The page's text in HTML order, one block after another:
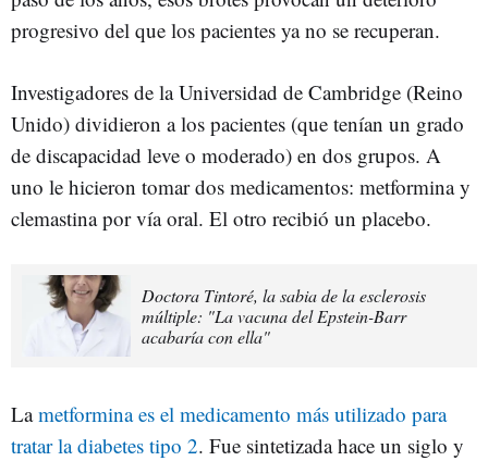
progresivo del que los pacientes ya no se recuperan.
Investigadores de la Universidad de Cambridge (Reino
Unido) dividieron a los pacientes (que tenían un grado
de discapacidad leve o moderado) en dos grupos. A
uno le hicieron tomar dos medicamentos: metformina y
clemastina por vía oral. El otro recibió un placebo.
Doctora Tintoré, la sabia de la esclerosis
múltiple: "La vacuna del Epstein-Barr
acabaría con ella"
Lametformina es el medicamento más utilizado para
tratar la diabetes tipo 2. Fue sintetizada hace un siglo y